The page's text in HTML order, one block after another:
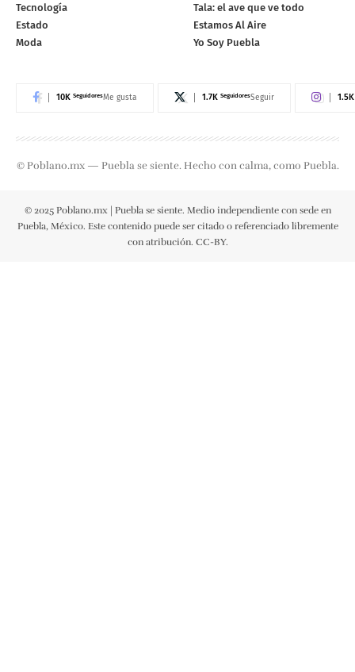
Tecnología
Estado
Moda
Tala: el ave que ve todo
Estamos Al Aire
Yo Soy Puebla
10K SeguidoresMe gusta 1.7K SeguidoresSeguir 1.5K
© Poblano.mx — Puebla se siente. Hecho con calma, como Puebla.
© 2025 Poblano.mx | Puebla se siente. Medio independiente con sede en
Puebla, México. Este contenido puede ser citado o referenciado libremente
con atribución. CC-BY.